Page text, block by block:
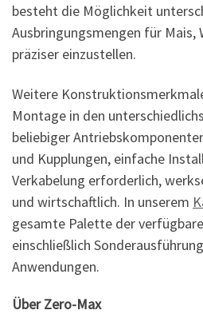
besteht die Möglichkeit
Ausbringungsmengen für Mais,
präziser einzustellen.
Weitere
Montage in den
beliebiger
und Kupplungen, einfache
Verkabelung erforderlich,
und wirtschaftlich. In unserem
gesamte Palette der
einschließlich
Anwendungen.
Über Zero-Max